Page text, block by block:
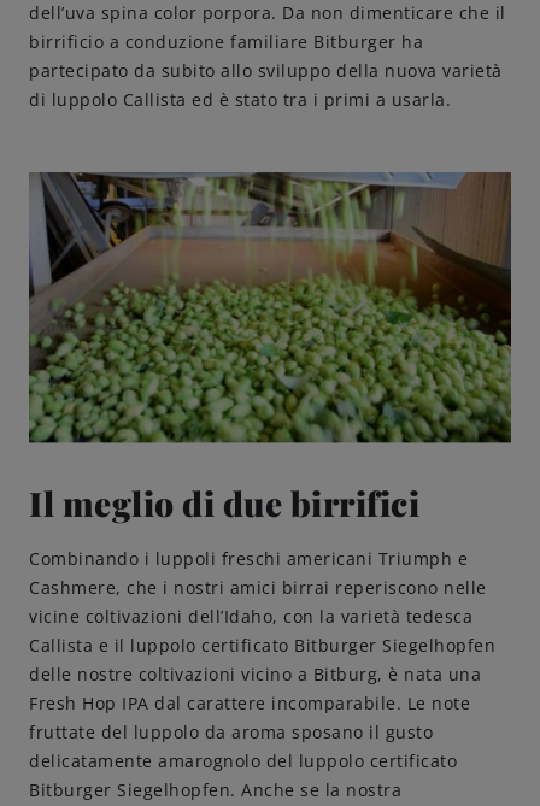
dell’uva spina color porpora. Da non dimenticare che il
birrificio a conduzione familiare Bitburger ha
partecipato da subito allo sviluppo della nuova varietà
di luppolo Callista ed è stato tra i primi a usarla.
Il meglio di due birrifici
Combinando i luppoli freschi americani Triumph e
Cashmere, che i nostri amici birrai reperiscono nelle
vicine coltivazioni dell’Idaho, con la varietà tedesca
Callista e il luppolo certificato Bitburger Siegelhopfen
delle nostre coltivazioni vicino a Bitburg, è nata una
Fresh Hop IPA dal carattere incomparabile. Le note
fruttate del luppolo da aroma sposano il gusto
delicatamente amarognolo del luppolo certificato
Bitburger Siegelhopfen. Anche se la nostra